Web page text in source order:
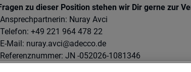
zu dieser Position stehen wir Dir gerne zur
Ansprechpartnerin: Nuray Avci
Telefon: +49 221 964 478 22
E-Mail: nuray.avci@adecco.de
Referenznummer: JN -052026-1081346